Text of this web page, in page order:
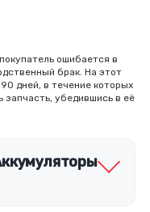
ошибается в
брак. На этот
дней, в течение которых
убедившись в её